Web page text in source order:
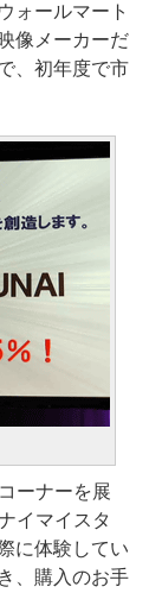
ォールマート
像メーカーだ
、初年度で市
ーナーを展
イマイスタ
に体験してい
、購入のお手